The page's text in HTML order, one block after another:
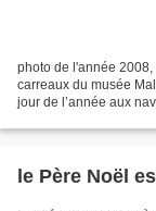
photo de l'année
carreaux du musée
jour de l’année aux
le Père Noël